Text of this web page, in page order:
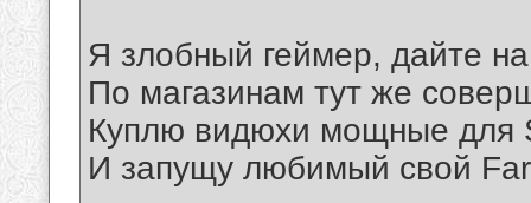
Я злобный геймер, дайте
По магазинам тут же
Куплю видюхи мощные для
И запущу любимый свой